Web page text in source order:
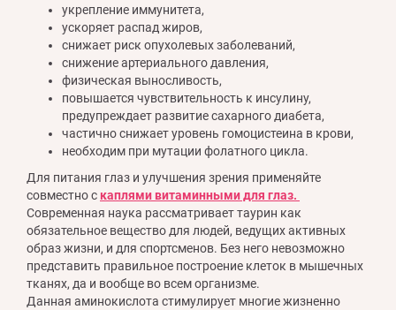
укрепление иммунитета,
ускоряет распад жиров,
снижает риск опухолевых заболеваний,
снижение артериального давления,
физическая выносливость,
повышается чувствительность к инсулину,
предупреждает развитие сахарного диабета,
частично снижает уровень гомоцистеина в крови,
необходим при мутации фолатного цикла.
Для питания глаз и улучшения зрения применяйте
совместно с каплями витаминными для глаз.
Современная наука рассматривает таурин как
обязательное вещество для людей, ведущих активных
образ жизни, и для спортсменов. Без него невозможно
представить правильное построение клеток в мышечных
тканях, да и вообще во всем организме.
Данная аминокислота стимулирует многие жизненно